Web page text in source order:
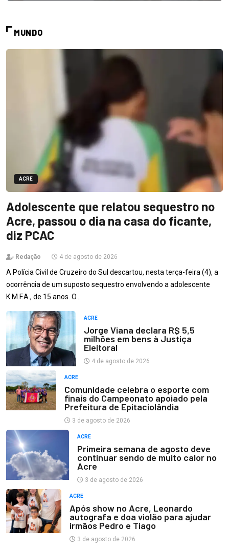
MUNDO
ACRE
Adolescente que relatou sequestro no
Acre, passou o dia na casa do ficante,
diz PCAC
Redação 4 de agosto de 2026
A Polícia Civil de Cruzeiro do Sul descartou, nesta terça-feira (4), a
ocorrência de um suposto sequestro envolvendo a adolescente
K.M.F.A., de 15 anos. O…
ACRE
Jorge Viana declara R$ 5,5
milhões em bens à Justiça
Eleitoral
4 de agosto de 2026
ACRE
Comunidade celebra o esporte com
finais do Campeonato apoiado pela
Prefeitura de Epitaciolândia
3 de agosto de 2026
ACRE
Primeira semana de agosto deve
continuar sendo de muito calor no
Acre
3 de agosto de 2026
ACRE
Após show no Acre, Leonardo
autografa e doa violão para ajudar
irmãos Pedro e Tiago
3 de agosto de 2026